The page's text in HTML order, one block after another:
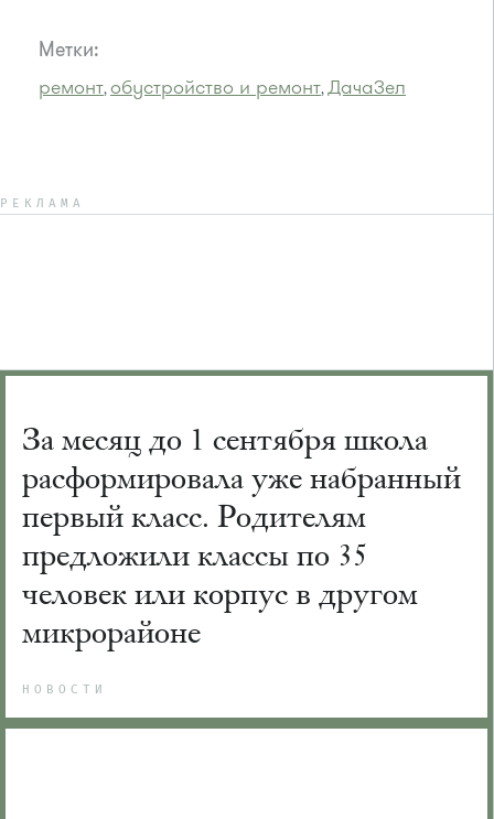
Метки:
ремонт,обустройство и ремонт,ДачаЗел
РЕКЛАМА
За месяц до 1 сентября школа
расформировала уже набранный
первый класс. Родителям
предложили классы по 35
человек или корпус в другом
микрорайоне
НОВОСТИ